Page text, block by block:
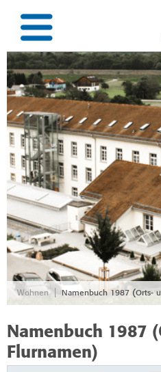
Wohnen | Namenbuch 1987 (Orts-
Namenbuch 1987
Flurnamen)